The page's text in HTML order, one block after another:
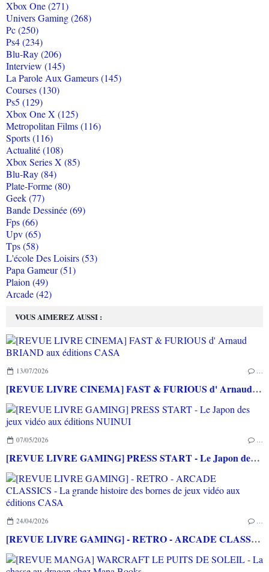
VOUS AIMEREZ AUSSI :
13/07/2026 …
[REVUE LIVRE CINEMA] FAST & FURIOUS d' Arnaud BRIAND aux éditions CASA
07/05/2026 …
[REVUE LIVRE GAMING] PRESS START - Le Japon des jeux vidéo aux éditions NUINUI
24/04/2026 …
[REVUE LIVRE GAMING] - RETRO - ARCADE CLASSICS - La grande histoire des bornes de jeux vidéo aux éditions CASA
Xbox One (271)
Univers Gaming (268)
Pc (250)
Ps4 (234)
Blu-Ray (206)
Interview (145)
La Parole Aux Gameurs (145)
Courses (130)
Ps5 (129)
Xbox One X (125)
Metropolitan Films (116)
Sports (116)
Actualité (108)
Xbox Series X (85)
Blu-Ray (84)
Plate-Forme (80)
Geek (77)
Bande Dessinée (69)
Fps (66)
Upv (65)
Tps (58)
L'école Des Loisirs (53)
Papa Gameur (51)
Plaion (49)
Arcade (42)